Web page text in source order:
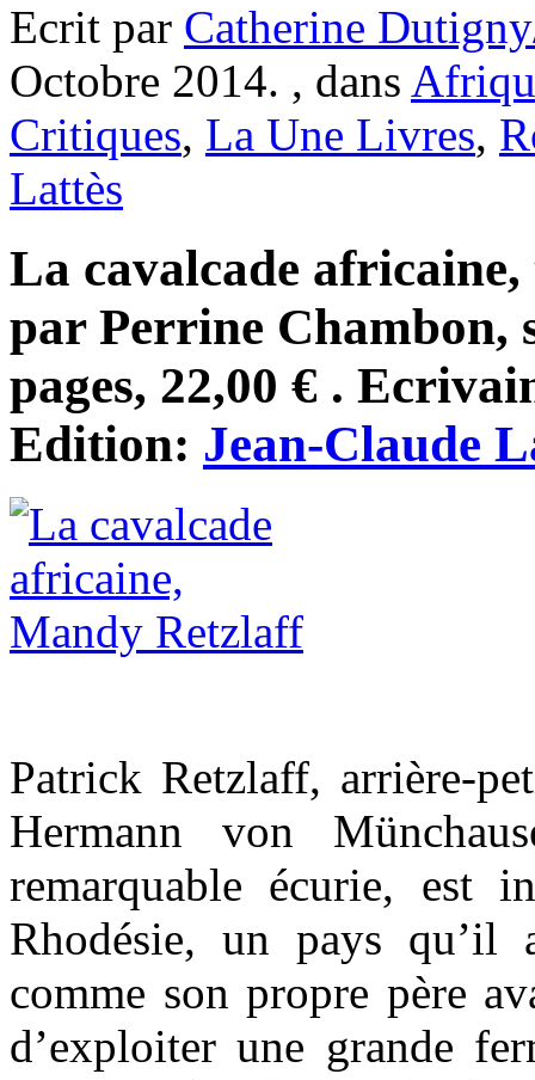
Ecrit par Catherine
Octobre 2014. , dans
Critiques, La Une Livres,
Lattès
La cavalcade
par Perrine Chambon,
pages, 22,00 € .
Edition: Jean-Claude
Patrick Retzlaff, arrière-
Hermann von
remarquable écurie, est
Rhodésie, un pays
comme son propre père
d’exploiter une grande